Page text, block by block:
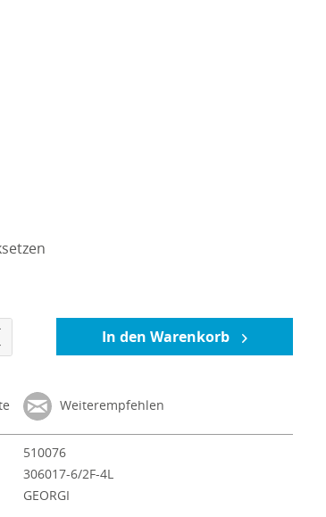
In den Warenkorb
Weiterempfehlen
510076
306017-6/2F-4L
GEORGI